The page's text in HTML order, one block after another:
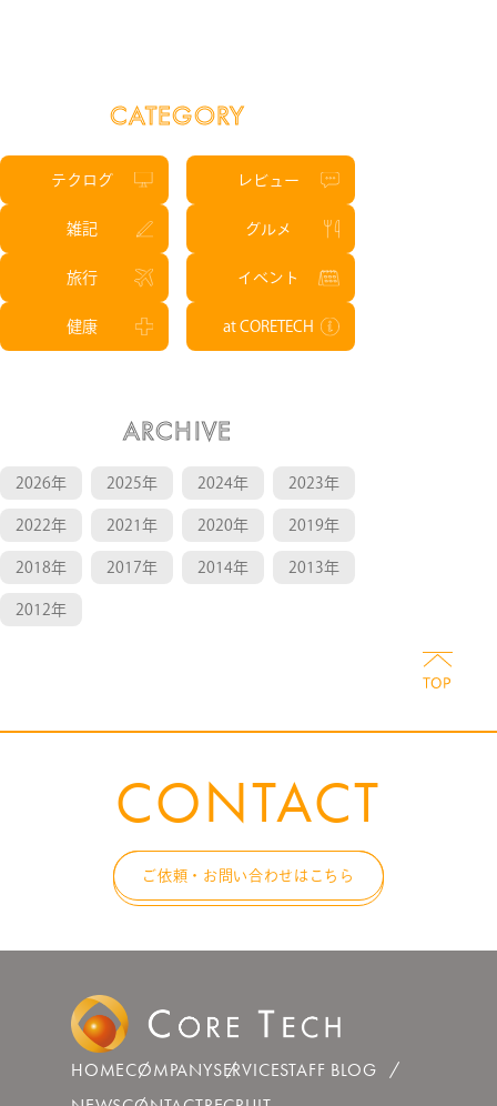
CATEGORY
テクログ レビュー
雑記 グルメ
旅行 イベント
健康 at CORETECH
ARCHIVE
2026年 2025年 2024年 2023年
2022年 2021年 2020年 2019年
2018年 2017年 2014年 2013年
2012年
CONTACT
ご依頼・お問い合わせはこちら
HOMECOMPANYSERVICESTAFF BLOG